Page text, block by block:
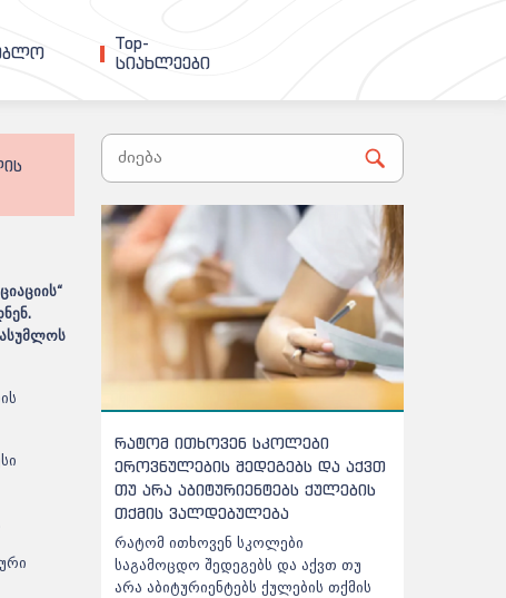
Top-
სიახლეები
“
.
რატომ ითხოვენ სკოლები
ეროვნულების შედეგებს და აქვთ
თუ არა აბიტურიენტებს ქულების
თქმის ვალდებულება
რატომ ითხოვენ სკოლები
საგამოცდო შედეგებს და აქვთ თუ
არა აბიტურიენტებს ქულების თქმის
ცვლილებებია -
პროგრამას
შეტანილ
აქვეყნებს -